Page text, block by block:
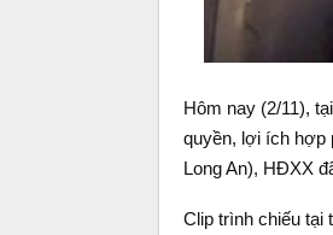
Hôm nay (2/11),
quyền, lợi ích hợp
Long An), HĐXX
Clip trình chiếu tại